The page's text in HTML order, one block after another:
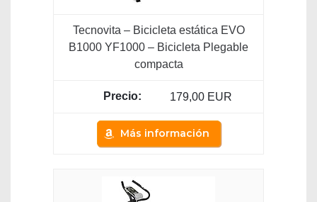
Tecnovita – Bicicleta estática EVO
B1000 YF1000 – Bicicleta Plegable
compacta
179,00 EUR
Más información